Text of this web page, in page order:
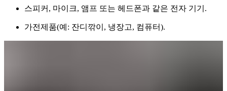
스피커, 마이크, 앰프 또는 헤드폰과 같은 전자 기기.
가전제품(예: 잔디깎이, 냉장고, 컴퓨터).